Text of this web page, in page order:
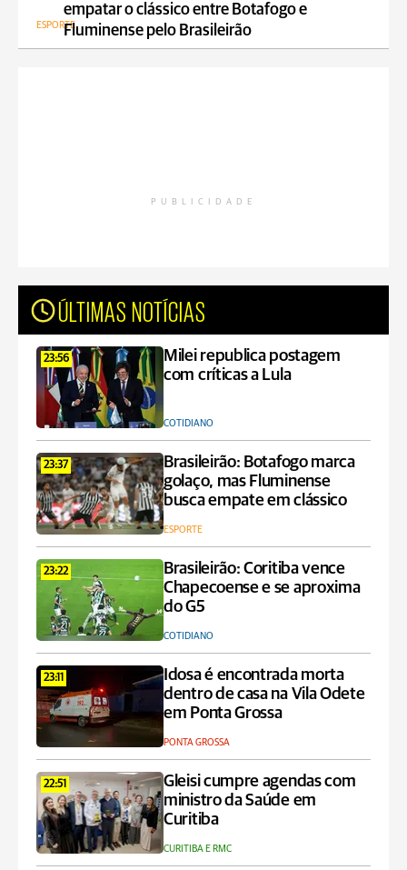
empatar o clássico entre Botafogo e
Fluminense pelo Brasileirão
ESPORTE
PUBLICIDADE
ÚLTIMAS NOTÍCIAS
23:56
Milei republica postagem
com críticas a Lula
COTIDIANO
23:37
Brasileirão: Botafogo marca
golaço, mas Fluminense
busca empate em clássico
ESPORTE
23:22
Brasileirão: Coritiba vence
Chapecoense e se aproxima
do G5
COTIDIANO
23:11
Idosa é encontrada morta
dentro de casa na Vila Odete
em Ponta Grossa
PONTA GROSSA
22:51
Gleisi cumpre agendas com
ministro da Saúde em
Curitiba
CURITIBA E RMC